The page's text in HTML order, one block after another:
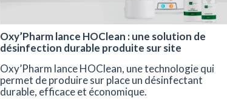
Oxy’Pharm lance HOClean : une solution de
désinfection durable produite sur site
Oxy’Pharm lance HOClean, une technologie qui
permet de produire sur place un désinfectant
durable, efficace et économique.